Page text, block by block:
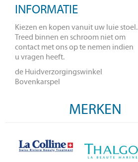
INFORMATIE
Kiezen en kopen vanuit uw luie stoel.
Treed binnen en schroom niet om
contact met ons op te nemen indien
u vragen heeft.
de Huidverzorgingswinkel
Bovenkarspel
MERKEN